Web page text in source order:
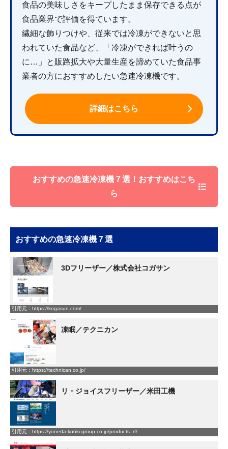
食品の美味しさをキープしたまま保存できる点が
食品業界で評価を得ています。
繊細な飾りつけや、従来では冷凍ができないと思
われていた食品など、「冷凍ができれば叶うの
に…」と販路拡大や大量生産を諦めていた食品事
業者の方におすすめしたい急速冷凍機です。
詳細はこちら
おすすめの急速冷凍機７選！おすすめはこち
ら
おすすめの急速冷凍機７選
3Dフリーザー／株式会社コガサン
引用元：https://kogasun.com/
凍眠／テクニカン
引用元：https://technican.co.jp/
リ・ジョイスフリーザー／米田工機
引用元：https://yoneda-kohki-group.co.jp/products_rf/